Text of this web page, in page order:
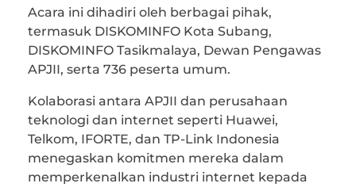
Acara ini dihadiri oleh berbagai pihak,
termasuk DISKOMINFO Kota Subang,
DISKOMINFO Tasikmalaya, Dewan Pengawas
APJII, serta 736 peserta umum.
Kolaborasi antara APJII dan perusahaan
teknologi dan internet seperti Huawei,
Telkom, IFORTE, dan TP-Link Indonesia
menegaskan komitmen mereka dalam
memperkenalkan industri internet kepada